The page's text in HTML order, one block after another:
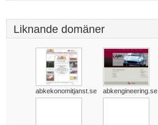
Liknande domäner
abkekonomitjanst.se abkengineering.se